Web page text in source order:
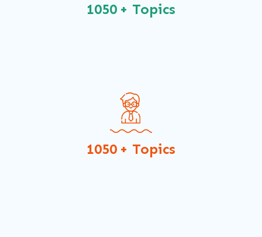
1050 + Topics
1050 + Topics